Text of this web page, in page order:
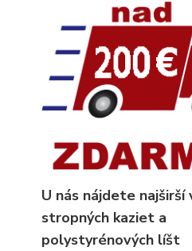
U nás nájdete najširší
stropných kaziet a
polystyrénových líšt